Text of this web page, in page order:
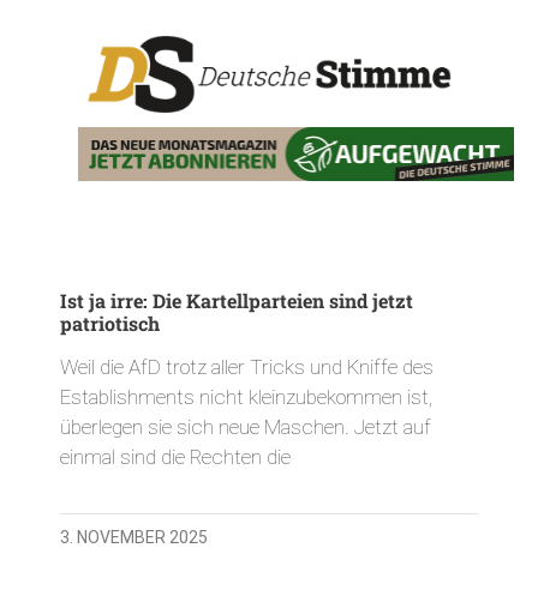
Ist ja irre: Die Kartellparteien sind jetzt
patriotisch
Weil die AfD trotz aller Tricks und Kniffe des
Establishments nicht kleinzubekommen ist,
überlegen sie sich neue Maschen. Jetzt auf
einmal sind die Rechten die
3. NOVEMBER 2025